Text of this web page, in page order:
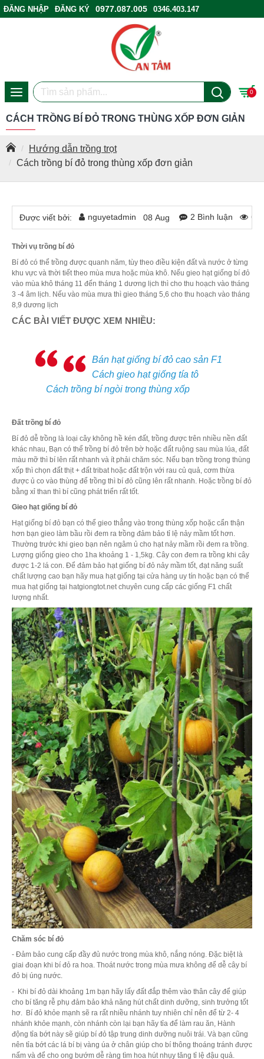
ĐĂNG NHẬP ĐĂNG KÝ 0977.087.005
0346.403.147
0
Hướng dẫn trồng trọt
Cách trồng bí đỏ trong thùng xốp đơn giản
CÁCH TRỒNG BÍ ĐỎ TRONG THÙNG XỐP ĐƠN GIẢN
Được viết bởi: nguyetadmin 08 Aug 2 Bình luận
Thời vụ trồng bí đỏ
Bí đỏ có thể trồng được quanh năm, tùy theo điều kiện đất và nước ở từng
khu vực và thời tiết theo mùa mưa hoặc mùa khô. Nếu gieo hạt giống bí đỏ
vào mùa khô tháng 11 đến tháng 1 dương lịch thì cho thu hoạch vào tháng
3 -4 âm lịch. Nếu vào mùa mưa thì gieo tháng 5,6 cho thu hoạch vào tháng
8,9 dương lịch
CÁC BÀI VIẾT ĐƯỢC XEM NHIỀU:
Bán hạt giống bí đỏ cao sản F1
Cách gieo hạt giống tía tô
Cách trồng bí ngòi trong thùng xốp
Đất trồng bí đỏ
Bí đỏ dễ trồng là loại cây không hề kén đất, trồng được trên nhiều nền đất
khác nhau, Bạn có thể trồng bí đỏ trên bờ hoặc đất ruộng sau mùa lúa, đất
màu mỡ thì bí lên rất nhanh và ít phải chăm sóc. Nếu bạn trồng trong thùng
xốp thì chọn đất thịt + đất tribat hoặc đất trộn với rau củ quả, cơm thừa
được ủ co vào thùng để trồng thì bí đỏ cũng lên rất nhanh. Hoặc trồng bí đỏ
bằng xỉ than thì bí cũng phát triển rất tốt.
Gieo hạt giống bí đỏ
Hạt giống bí đỏ bạn có thể gieo thẳng vào trong thùng xốp hoặc cẩn thận
hơn bạn gieo làm bầu rồi đem ra trồng đảm bảo tỉ lệ nảy mầm tốt hơn.
Thường trước khi gieo bạn nên ngâm ủ cho hạt nảy mầm rồi đem ra trồng.
Lượng giống gieo cho 1ha khoảng 1 - 1,5kg. Cây con đem ra trồng khi cây
được 1-2 lá con. Để đảm bảo hạt giống bí đỏ nảy mầm tốt, đạt năng suất
chất lượng cao bạn hãy mua hạt giống tại cửa hàng uy tín hoặc bạn có thể
mua hạt giống tại hatgiongtot.net chuyên cung cấp các giống F1 chất
lượng nhất.
Chăm sóc bí đỏ
- Đảm bảo cung cấp đầy đủ nước trong mùa khô, nắng nóng. Đặc biệt là
giai đoạn khi bí đỏ ra hoa. Thoát nước trong mùa mưa không để dễ cây bí
đỏ bị úng nước.
- Khi bí đỏ dài khoảng 1m bạn hãy lấy đất đắp thêm vào thân cây để giúp
cho bí tăng rễ phụ đảm bảo khả năng hút chất dinh dưỡng, sinh trưởng tốt
hơ. Bí đỏ khỏe mạnh sẽ ra rất nhiều nhánh tuy nhiên chỉ nên để từ 2- 4
nhánh khỏe mạnh, còn nhánh còn lại bạn hãy tỉa để làm rau ăn, Hành
động tỉa bớt này sẽ giúp bí đỏ tập trung dinh dưỡng nuôi trái. Và bạn cũng
nên tỉa bớt các lá bí bị vàng úa ở chân giúp cho bí thông thoáng tránh được
nấm và để cho ong bướm dễ ràng tìm hoa hút nhụy tăng tỉ lệ đậu quả.